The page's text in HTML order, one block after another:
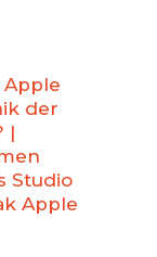
Apple
der
|
Studio
Apple